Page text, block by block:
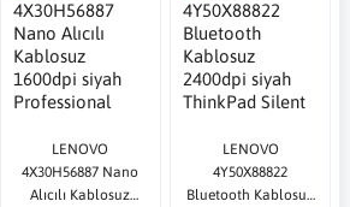
LENOVO
4X30H56887 Nano
Alıcılı Kablosuz
LENOVO
4Y50X88822
Bluetooth Kablosuz